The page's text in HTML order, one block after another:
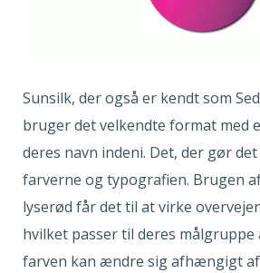
Sunsilk, der også er kendt som
bruger det velkendte format med
deres navn indeni. Det, der gør
farverne og typografien. Brugen
lyserød får det til at virke
hvilket passer til deres målgruppe
farven kan ændre sig afhængigt